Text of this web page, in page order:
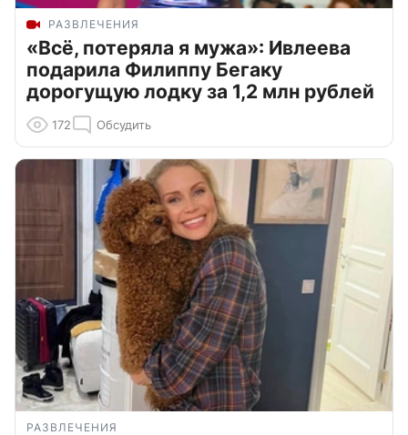
РАЗВЛЕЧЕНИЯ
«Всё, потеряла я мужа»: Ивлеева
подарила Филиппу Бегаку
дорогущую лодку за 1,2 млн рублей
172 Обсудить
РАЗВЛЕЧЕНИЯ